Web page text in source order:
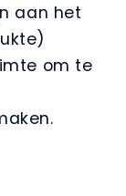
aan het
om te